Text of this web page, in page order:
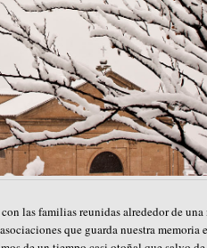
las familias reunidas alrededor de una
que guarda nuestra memoria